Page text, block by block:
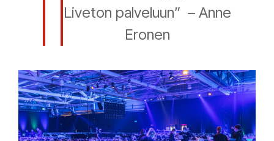
Liveton palveluun” ­ – Anne
Eronen